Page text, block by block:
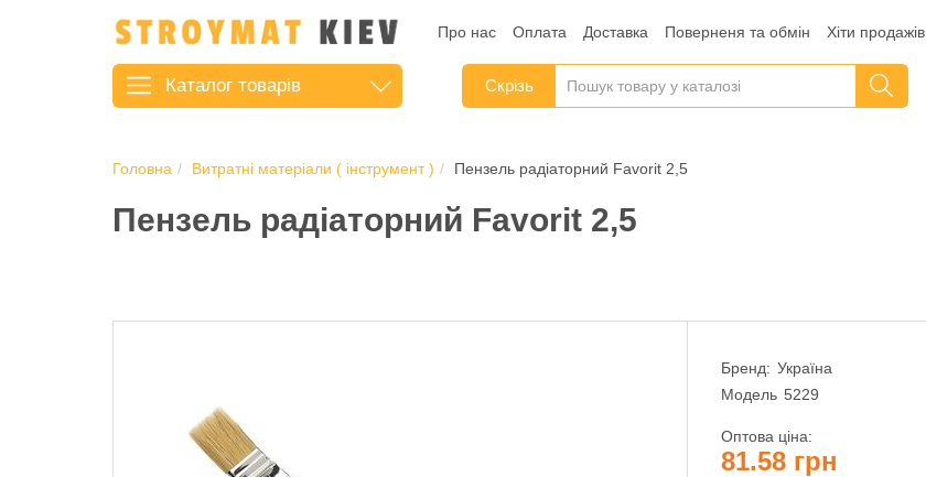
Про нас Оплата Доставка Поверненя та обмін Хіти продажів
Каталог товарів Скрізь
Головна Витратні матеріали ( інструмент ) Пензель радіаторний Favorit 2,5
Пензель радіаторний Favorit 2,5
Бренд: Україна
Модель 5229
Оптова ціна:
81.58 грн